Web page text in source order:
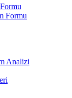
Formu
Analizi